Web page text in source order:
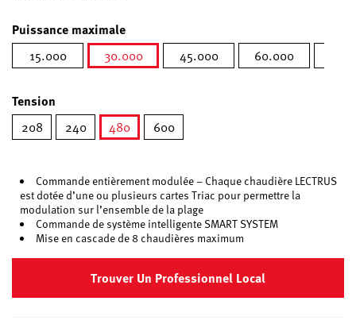
Puissance maximale
15.000
30.000
45.000 60.000
Tension
208 240
480
600
Commande entièrement modulée – Chaque chaudière LECTRUS
est dotée d’une ou plusieurs cartes Triac pour permettre la
modulation sur l’ensemble de la plage
Commande de système intelligente SMART SYSTEM
Mise en cascade de 8 chaudières maximum
Trouver Un Professionnel Local